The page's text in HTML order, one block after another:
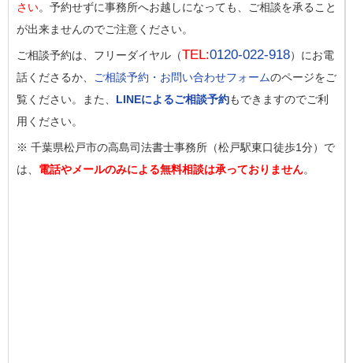
さい。予約せずに事務所へお越しになっても、ご相談を承ること
が出来ませんのでご注意ください。
ご相談予約は、フリーダイヤル（TEL:0120-022-918）にお電
話くださるか、
ご相談予約・お問い合わせフォームのページをご
覧ください。また、 LINEによるご相談予約もできますのでご利
用ください。
※ 千葉県松戸市の高島司法書士事務所（松戸駅東口徒歩1分）で
は、 電話やメールのみによる無料相談は承っておりません。